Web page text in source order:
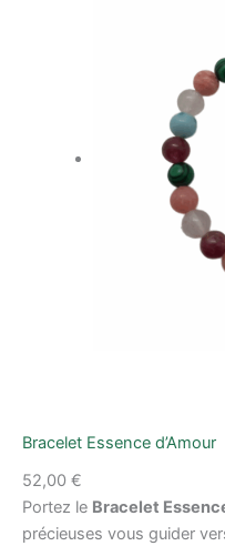
Bracelet Essence d’Amour
52,00 €
Portez le Bracelet
précieuses vous guider